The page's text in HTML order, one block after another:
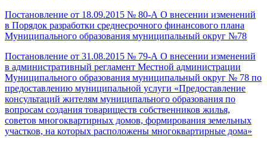
Постановление от 18.09.2015 № 80-А О внесении изменений
в Порядок разработки среднесрочного финансового плана
Муниципального образования муниципальный округ №78
Постановление от 31.08.2015 № 79-А О внесении изменений
в административный регламент Местной администрации
Муниципального образования муниципальный округ № 78 по
предоставлению муниципальной услуги «Предоставление
консультаций жителям муниципального образования по
вопросам создания товариществ собственников жилья,
советов многоквартирных домов, формирования земельных
участков, на которых расположены многоквартирные дома»